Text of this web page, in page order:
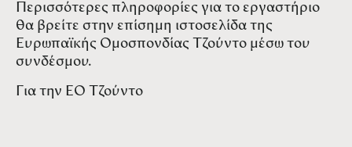
Περισσότερες πληροφορίες για το εργαστήριο
θα βρείτε στην επίσημη ιστοσελίδα της
Ευρωπαϊκής Ομοσπονδίας Τζούντο μέσω του
συνδέσμου.
Για την ΕΟ Τζούντο